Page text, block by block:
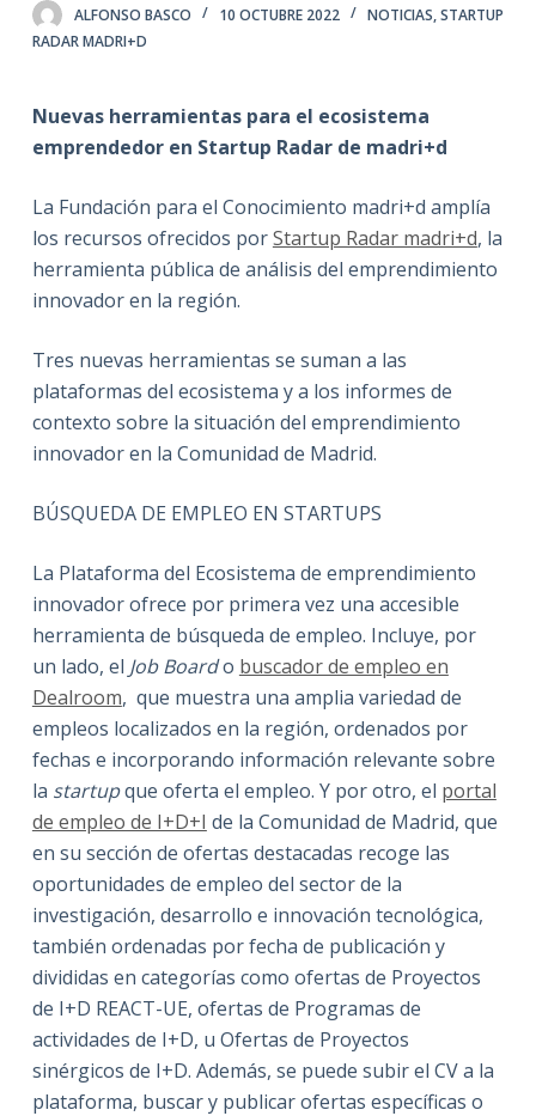
o
ALFONSO BASCO 10 OCTUBRE 2022 NOTICIAS,STARTUP
RADAR MADRI+D
Nuevas herramientas para el ecosistema
emprendedor en Startup Radar de madri+d
La Fundación para el Conocimiento madri+d amplía
los recursos ofrecidos porStartup Radar madri+d, la
herramienta pública de análisis del emprendimiento
innovador en la región.
Tres nuevas herramientas se suman a las
plataformas del ecosistema y a los informes de
contexto sobre la situación del emprendimiento
innovador en la Comunidad de Madrid.
BÚSQUEDA DE EMPLEO EN STARTUPS
La Plataforma del Ecosistema de emprendimiento
innovador ofrece por primera vez una accesible
herramienta de búsqueda de empleo. Incluye, por
un lado, el Job Boardo buscador de empleo en
Dealroom, que muestra una amplia variedad de
empleos localizados en la región, ordenados por
fechas e incorporando información relevante sobre
la startupque oferta el empleo. Y por otro, el portal
de empleo de I+D+I de la Comunidad de Madrid, que
en su sección de ofertas destacadas recoge las
oportunidades de empleo del sector de la
investigación, desarrollo e innovación tecnológica,
también ordenadas por fecha de publicación y
divididas en categorías como ofertas de Proyectos
de I+D REACT-UE, ofertas de Programas de
actividades de I+D, u Ofertas de Proyectos
sinérgicos de I+D. Además, se puede subir el CV a la
plataforma, buscar y publicar ofertas específicas o